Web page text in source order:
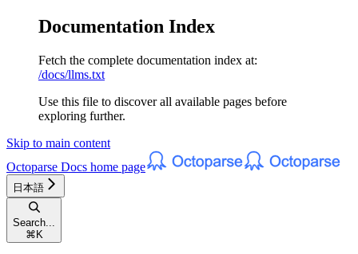
Documentation Index
Fetch the complete documentation index at:
/docs/llms.txt
Use this file to discover all available pages before
exploring further.
Skip to main content
Octoparse Docs home page
日本語
Search...
⌘ K